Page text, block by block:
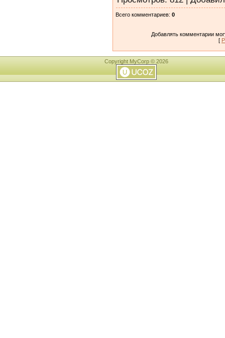
Всего комментариев: 0
Добавлять комментарии
[
Copyright MyCorp © 2026